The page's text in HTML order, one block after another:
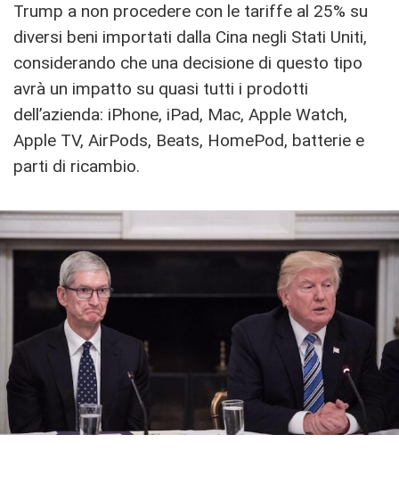
Trump a non procedere con le tariffe al 25% su
diversi beni importati dalla Cina negli Stati Uniti,
considerando che una decisione di questo tipo
avrà un impatto su quasi tutti i prodotti
dell’azienda: iPhone, iPad, Mac, Apple Watch,
Apple TV, AirPods, Beats, HomePod, batterie e
parti di ricambio.